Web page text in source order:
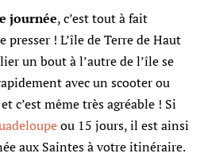
journée, c’est tout à fait
presser ! L’île de Terre de Haut
un bout à l’autre de l’île se
avec un scooter ou
c’est même très agréable ! Si
ou 15 jours, il est ainsi
aux Saintes à votre itinéraire.